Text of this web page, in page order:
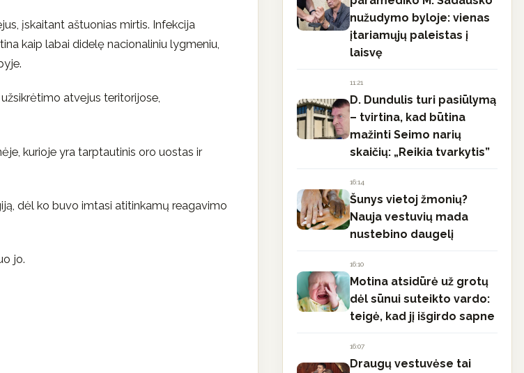
įskaitant aštuonias mirtis. Infekcija
kaip labai didelę nacionaliniu lygmeniu,
atvejus teritorijose,
kurioje yra tarptautinis oro uostas ir
dėl ko buvo imtasi atitinkamų reagavimo
jo.
nužudymo byloje: vienas
įtariamųjų paleistas į
laisvę
11:21
D. Dundulis turi pasiūlymą
– tvirtina, kad būtina
mažinti Seimo narių
skaičių: „Reikia tvarkytis”
16:14
Šunys vietoj žmonių?
Nauja vestuvių mada
nustebino daugelį
16:10
Motina atsidūrė už grotų
dėl sūnui suteikto vardo:
teigė, kad jį išgirdo sapne
16:07
Draugų vestuvėse tai